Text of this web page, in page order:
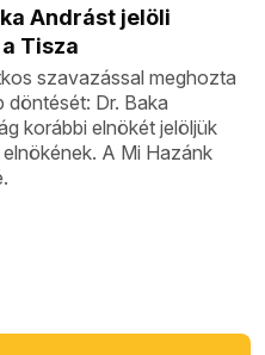
Andrást jelöli
Tisza
szavazással meghozta
Dr. Baka
korábbi elnökét jelöljük
A Mi Hazánk